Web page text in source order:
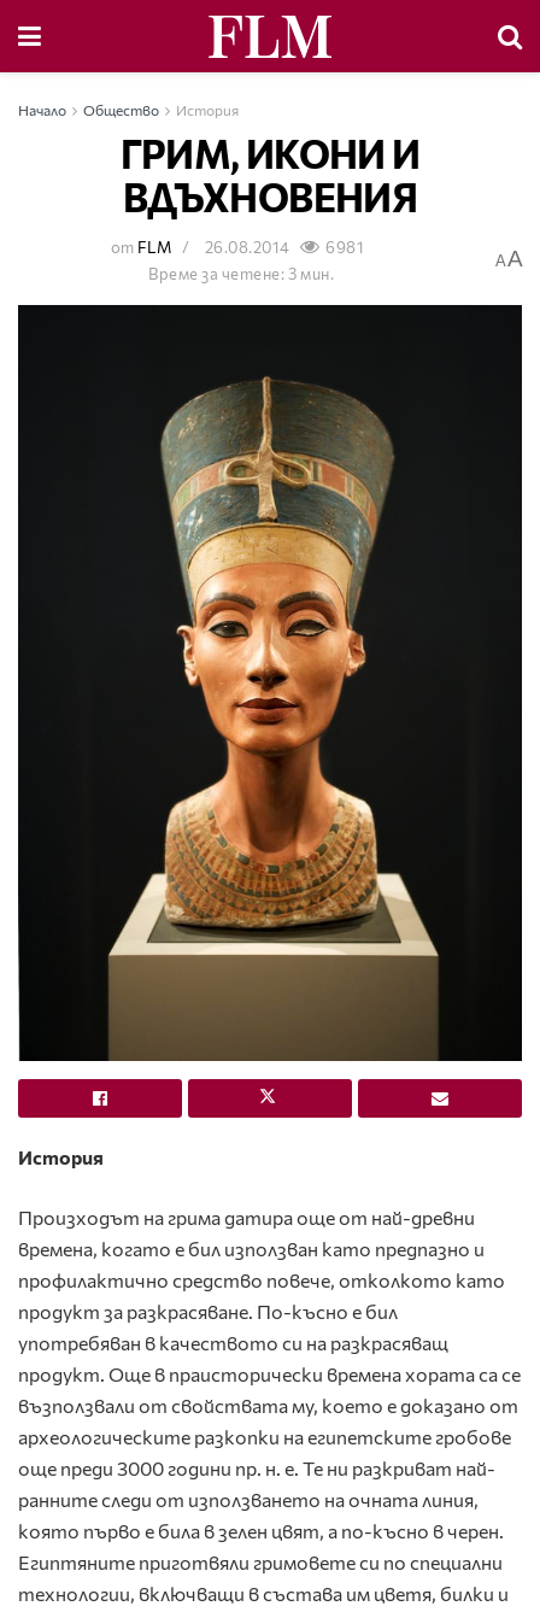
Начало Общество История
ГРИМ, ИКОНИ И
ВДЪХНОВЕНИЯ
от FLM 26.08.2014
6981
Време за четене: 3 мин.
AA
История
Произходът на грима датира още от най-древни
времена, когато е бил използван като предпазно и
профилактично средство повече, отколкото като
продукт за разкрасяване. По-късно е бил
употребяван в качеството си на разкрасяващ
продукт. Още в праисторически времена хората са се
възползвали от свойствата му, което е доказано от
археологическите разкопки на египетските гробове
още преди 3000 години пр. н. е. Те ни разкриват най-
ранните следи от използването на очната линия,
която първо е била в зелен цвят, а по-късно в черен.
Египтяните приготвяли гримовете си по специални
технологии, включващи в състава им цветя, билки и